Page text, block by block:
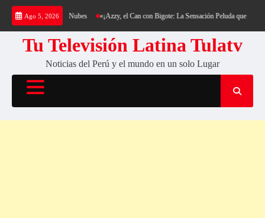
Saltar
contenido
Ago 5, 2026
y su Colchón de Nubes «¡Azzy, el Can con Bigote: La Sensación Peluda que Está
Tu Televisión Latina Tulatv
Noticias del Perú y el mundo en un solo Lugar